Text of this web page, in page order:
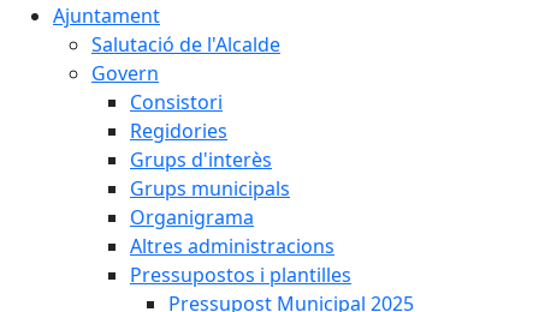
Ajuntament
Salutació de l'Alcalde
Govern
Consistori
Regidories
Grups d'interès
Grups municipals
Organigrama
Altres administracions
Pressupostos i plantilles
Pressupost Municipal 2025